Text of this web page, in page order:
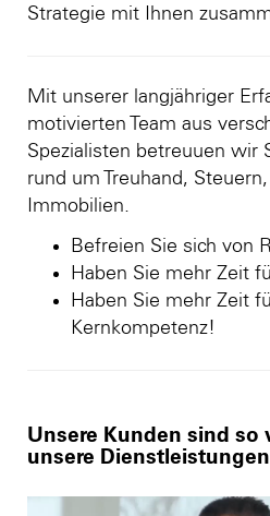
Strategie mit Ihnen
Mit unserer langjähriger
motivierten Team aus
Spezialisten betreuuen wir
rund um Treuhand,
Immobilien.
Befreien Sie sich von
Haben Sie mehr Zeit
Haben Sie mehr Zeit
Kernkompetenz!
Unsere Kunden sind so
unsere Dienstleistungen